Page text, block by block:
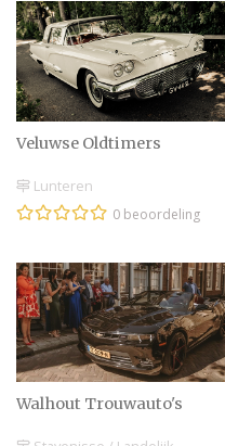
Veluwse Oldtimers
Lunteren
0 beoordeling
Walhout Trouwauto's